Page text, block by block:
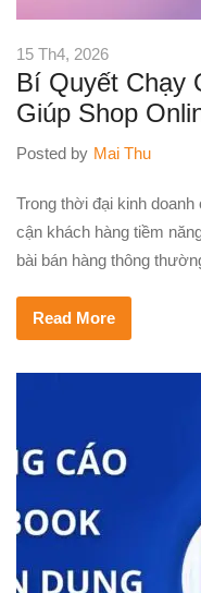
15 Th4, 2026
Bí Quyết Chạy
Giúp Shop
Posted by Mai Thu
Trong thời đại kinh
cận khách hàng tiềm
bài bán hàng thông
Read More